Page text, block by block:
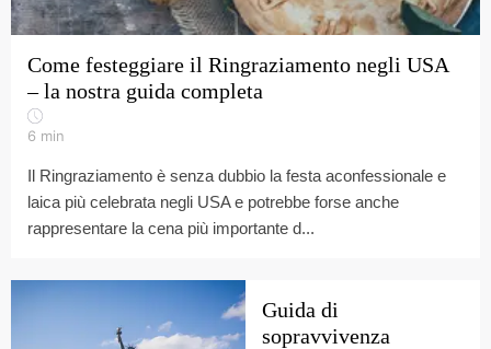
Come festeggiare il Ringraziamento negli USA
– la nostra guida completa
6 min
Il Ringraziamento è senza dubbio la festa aconfessionale e
laica più celebrata negli USA e potrebbe forse anche
rappresentare la cena più importante d...
Guida di
sopravvivenza